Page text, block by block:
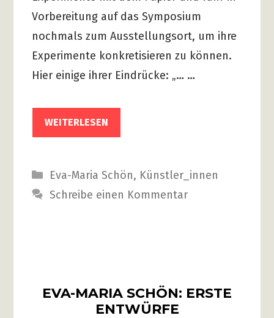
Vorbereitung auf das Symposium
nochmals zum Ausstellungsort, um ihre
Experimente konkretisieren zu können.
Hier einige ihrer Eindrücke: „… …
WEITERLESEN
Kategorien
Eva-Maria Schön, Künstler_innen
Schreibe einen Kommentar
EVA-MARIA SCHÖN: ERSTE
ENTWÜRFE